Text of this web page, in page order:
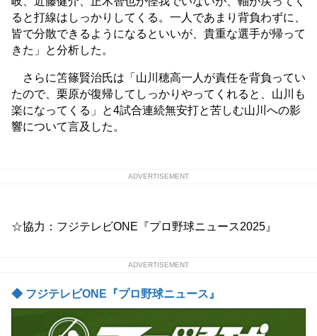
ると打線はしっかりしてくる。一人であまり背負わずに、
皆で分散できるようになるといいが、貴重な選手が帰って
きた」と分析した。
さらに笘篠賢治氏は「山川穂高一人が責任を背負ってい
たので、栗原が復帰してしっかりやってくれると、山川も
楽になってくる」と4試合連続無安打と苦しむ山川への影
響について言及した。
ADVERTISEMENT
☆協力：フジテレビONE『プロ野球ニュース2025』
ADVERTISEMENT
◆ フジテレビONE『プロ野球ニュース』